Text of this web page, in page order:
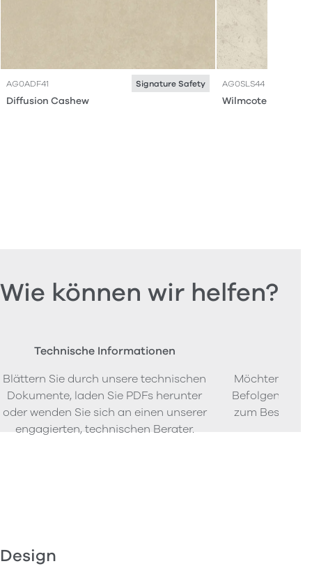
AG0ADF41 Signature Safety
Diffusion Cashew
AG0SLS44
Wilmcote
Wie können wir helfen?
Technische Informationen
Blättern Sie durch unsere technischen
Dokumente, laden Sie PDFs herunter
oder wenden Sie sich an einen unserer
engagierten, technischen Berater.
Möchten Sie
Befolgen Sie
zum
Design